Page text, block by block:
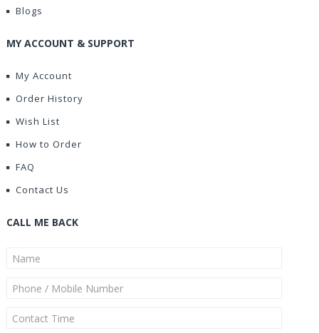
Blogs
MY ACCOUNT & SUPPORT
My Account
Order History
Wish List
How to Order
FAQ
Contact Us
CALL ME BACK